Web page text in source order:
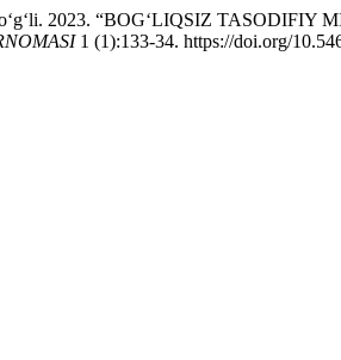
2023. “BOG‘LIQSIZ
1 (1):133-34. https://doi.org/